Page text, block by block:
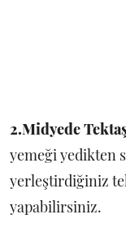
2.Midyede
yemeği yedikten
yerleştirdiğiniz
yapabilirsiniz.